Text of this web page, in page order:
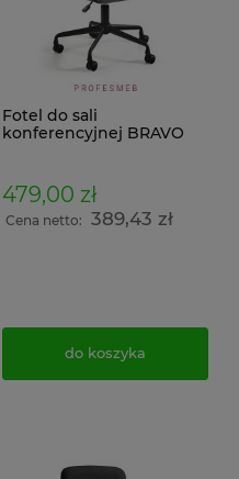
Fotel do sali
konferencyjnej BRAVO
wysokości siedziska
tapicerowane ciemno
szary
479,00 zł
Cena netto: 389,43 zł
do koszyka